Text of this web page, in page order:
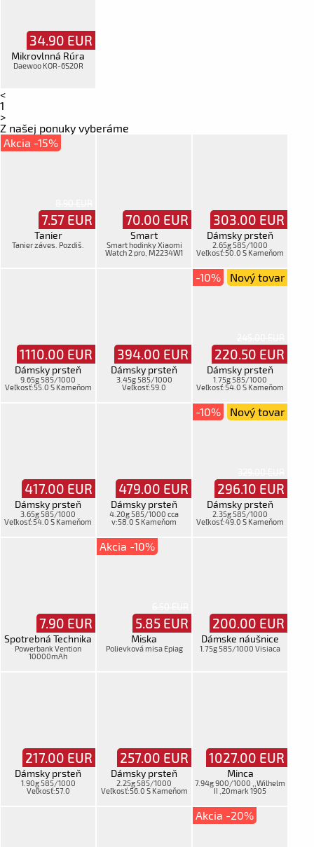
34.90 EUR
Mikrovlnná Rúra
Daewoo KOR-6S20R
<
1
>
Z našej ponuky vyberáme
Akcia -15%
7.57 EUR
Tanier
Tanier záves. Pozdiš.
70.00 EUR
Smart
Smart hodinky Xiaomi
Watch 2 pro, M2234W1
303.00 EUR
Dámsky prsteň
2.65g 585/1000
Veľkosť:50.0 S Kameňom
1110.00 EUR
Dámsky prsteň
9.65g 585/1000
Veľkosť:55.0 S Kameňom
394.00 EUR
Dámsky prsteň
3.45g 585/1000
Veľkosť:59.0
-10%
220.50 EUR
Nový tovar
Dámsky prsteň
1.75g 585/1000
Veľkosť:54.0 S Kameňom
417.00 EUR
Dámsky prsteň
3.65g 585/1000
Veľkosť:54.0 S Kameňom
479.00 EUR
Dámsky prsteň
4.20g 585/1000 cca
v:58.0 S Kameňom
-10%
296.10 EUR
Nový tovar
Dámsky prsteň
2.35g 585/1000
Veľkosť:49.0 S Kameňom
7.90 EUR
Spotrebná Technika
Powerbank Vention
10000mAh
Akcia -10%
5.85 EUR
Miska
Polievková misa Epiag
200.00 EUR
Dámske náušnice
1.75g 585/1000 Visiaca
217.00 EUR
Dámsky prsteň
1.90g 585/1000
Veľkosť:57.0
257.00 EUR
Dámsky prsteň
2.25g 585/1000
Veľkosť:56.0 S Kameňom
1027.00 EUR
Minca
7.94g 900/1000 ,,Wilhelm
II ,20mark 1905
Akcia -20%